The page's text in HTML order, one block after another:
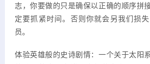
志，你要做的只是确保以正确的顺序拼
定要抓紧时间。否则你就会另我们损
员。
体验英雄般的史诗剧情：一个关于太阳